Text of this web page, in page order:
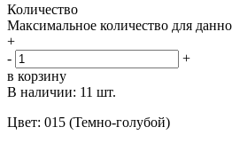
Количество
Максимальное количество для
+
-
+
в корзину
В наличии: 11 шт.
Цвет: 015 (Темно-голубой)